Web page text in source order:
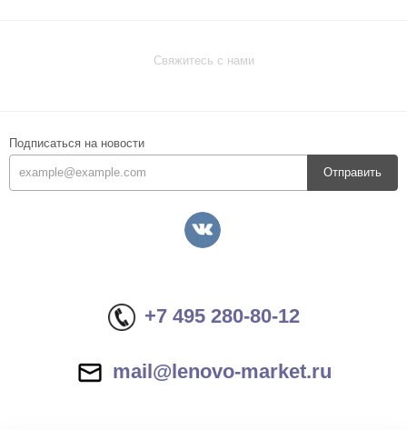
Свяжитесь с нами
Подписаться на новости
Отправить
+7 495 280-80-12
mail@lenovo-market.ru